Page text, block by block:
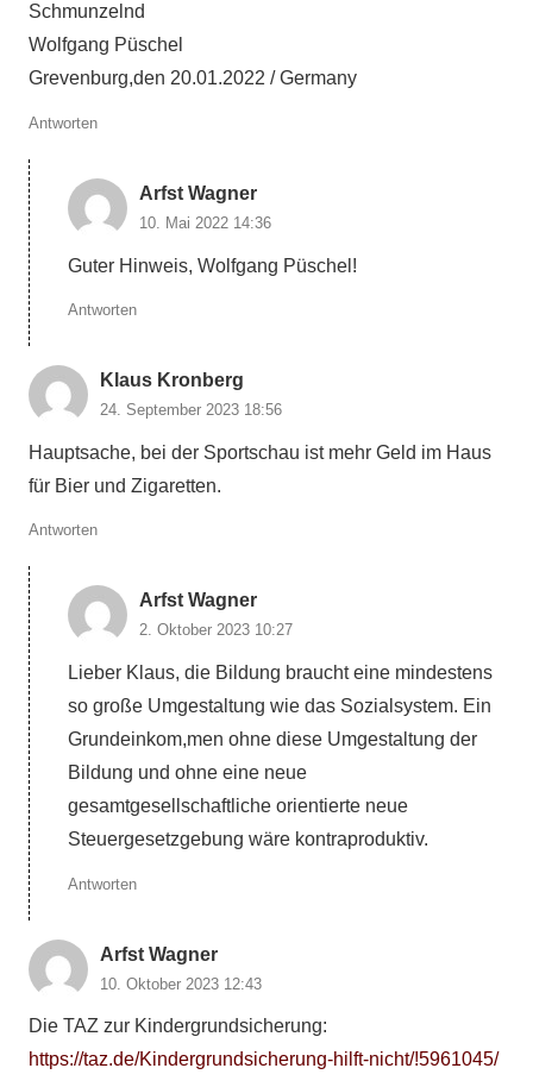
Schmunzelnd
Wolfgang Püschel
Grevenburg,den 20.01.2022 / Germany
Antworten
Arfst Wagner
10. Mai 2022 14:36
Guter Hinweis, Wolfgang Püschel!
Antworten
Klaus Kronberg
24. September 2023 18:56
Hauptsache, bei der Sportschau ist mehr Geld im Haus
für Bier und Zigaretten.
Antworten
Arfst Wagner
2. Oktober 2023 10:27
Lieber Klaus, die Bildung braucht eine mindestens
so große Umgestaltung wie das Sozialsystem. Ein
Grundeinkom,men ohne diese Umgestaltung der
Bildung und ohne eine neue
gesamtgesellschaftliche orientierte neue
Steuergesetzgebung wäre kontraproduktiv.
Antworten
Arfst Wagner
10. Oktober 2023 12:43
Die TAZ zur Kindergrundsicherung:
https://taz.de/Kindergrundsicherung-hilft-nicht/!5961045/